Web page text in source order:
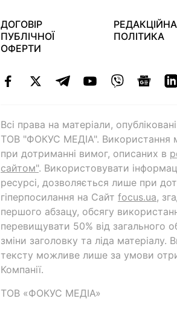
ДОГОВІР
ПУБЛІЧНОЇ
ОФЕРТИ
РЕДАКЦІЙНА
ПОЛІТИКА
Всі права на матеріали,
ТОВ "ФОКУС МЕДІА". Використання
при дотриманні вимог, описаних в
сайтом". Використовувати
ресурсі, дозволяється лише при
гіперпосилання на Cайт focus.ua,
першого абзацу, обсягу
перевищувати 50% від загального
зміни заголовку та ліда матеріалу.
тексту можливе лише за умови
Компанії.
ТОВ «ФОКУС МЕДІА»